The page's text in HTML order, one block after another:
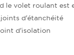
le volet roulant est
d'étanchéité
d'isolation